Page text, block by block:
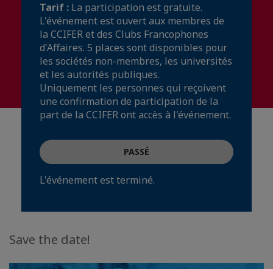
Tarif : La participation est gratuite.
L'événement est ouvert aux membres de
la CCIFER et des Clubs Francophones
d'Affaires. 5 places sont disponibles pour
les sociétés non-membres, les universités
et les autorités publiques.
Uniquement les personnes qui reçoivent
une confirmation de participation de la
part de la CCIFER ont accès à l'événement.
PASSÉ
L'événement est terminé.
Save the date!